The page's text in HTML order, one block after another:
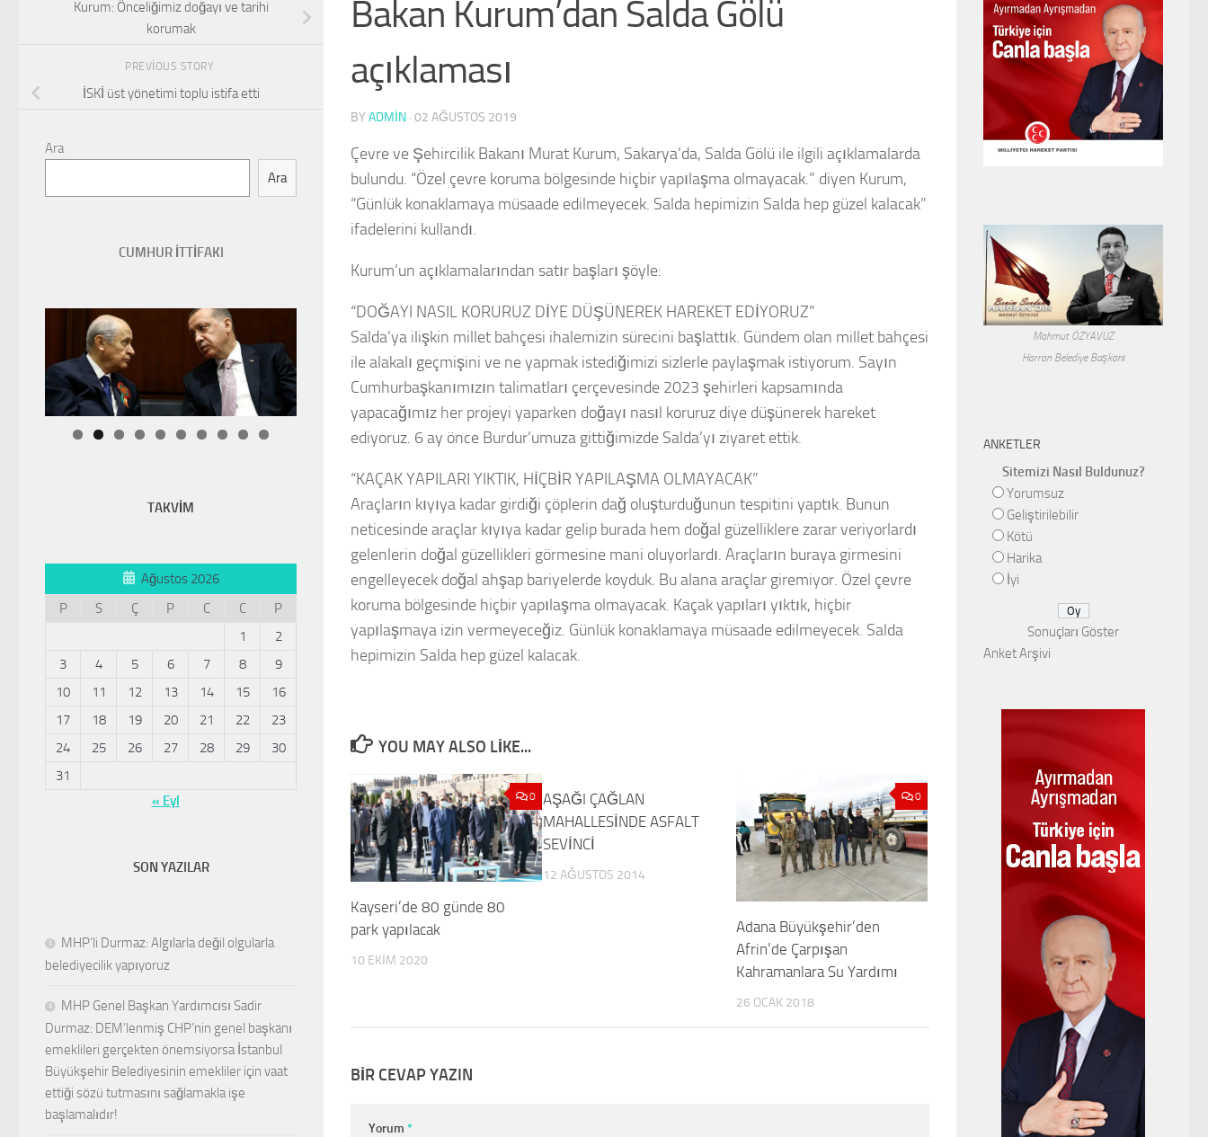
Bakan Kurum’dan Salda Gölü
açıklaması
BY ADMIN · 02 AĞUSTOS 2019
Çevre ve Şehircilik Bakanı Murat Kurum, Sakarya’da, Salda Gölü ile ilgili açıklamalarda
bulundu. “Özel çevre koruma bölgesinde hiçbir yapılaşma olmayacak.” diyen Kurum,
“Günlük konaklamaya müsaade edilmeyecek. Salda hepimizin Salda hep güzel kalacak”
ifadelerini kullandı.
Kurum’un açıklamalarından satır başları şöyle:
“DOĞAYI NASIL KORURUZ DİYE DÜŞÜNEREK HAREKET EDİYORUZ”
Salda’ya ilişkin millet bahçesi ihalemizin sürecini başlattık. Gündem olan millet bahçesi
ile alakalı geçmişini ve ne yapmak istediğimizi sizlerle paylaşmak istiyorum. Sayın
Cumhurbaşkanımızın talimatları çerçevesinde 2023 şehirleri kapsamında
yapacağımız her projeyi yaparken doğayı nasıl koruruz diye düşünerek hareket
ediyoruz. 6 ay önce Burdur’umuza gittiğimizde Salda’yı ziyaret ettik.
“KAÇAK YAPILARI YIKTIK, HİÇBİR YAPILAŞMA OLMAYACAK”
Araçların kıyıya kadar girdiği çöplerin dağ oluşturduğunun tespitini yaptık. Bunun
neticesinde araçlar kıyıya kadar gelip burada hem doğal güzelliklere zarar veriyorlardı
gelenlerin doğal güzellikleri görmesine mani oluyorlardı. Araçların buraya girmesini
engelleyecek doğal ahşap bariyelerde koyduk. Bu alana araçlar giremiyor. Özel çevre
koruma bölgesinde hiçbir yapılaşma olmayacak. Kaçak yapıları yıktık, hiçbir
yapılaşmaya izin vermeyeceğiz. Günlük konaklamaya müsaade edilmeyecek. Salda
hepimizin Salda hep güzel kalacak.
YOU MAY ALSO LIKE...
0
Kayseri’de 80 günde 80
park yapılacak
10 EKIM 2020
AŞAĞI ÇAĞLAN
MAHALLESİNDE ASFALT
SEVİNCİ
12 AĞUSTOS 2014
0
Adana Büyükşehir’den
Afrin’de Çarpışan
Kahramanlara Su Yardımı
26 OCAK 2018
BIR CEVAP YAZIN
Yorum *
Kurum: Önceliğimiz doğayı ve tarihi
korumak
PREVIOUS STORY
İSKİ üst yönetimi toplu istifa etti
Ara
Ara
CUMHUR İTTİFAKI
TAKVİM
Ağustos 2026
P
S Ç P C C
P
1
2
3
4 5 6 7 8
9
10
11 12 13 14 15
16
17
18 19 20 21 22
23
24
25 26 27 28 29
30
31
« Eyl
SON YAZILAR
MHP’li Durmaz: Algılarla değil olgularla
belediyecilik yapıyoruz
MHP Genel Başkan Yardımcısı Sadir
Durmaz: DEM’lenmiş CHP’nin genel başkanı
emeklileri gerçekten önemsiyorsa İstanbul
Büyükşehir Belediyesinin emekliler için vaat
ettiği sözü tutmasını sağlamakla işe
başlamalıdır!
Mahmut ÖZYAVUZ
Harran Belediye Başkanı
ANKETLER
Sitemizi Nasıl Buldunuz?
Yorumsuz
Geliştirilebilir
Kötü
Harika
İyi
Sonuçları Göster
Anket Arşivi